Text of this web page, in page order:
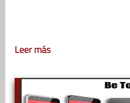
Leer más